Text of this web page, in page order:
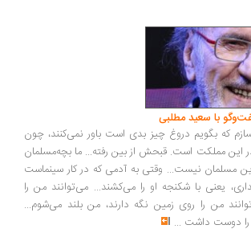
سعید مطلبی
بگویم دروغ چیز بدی است باور نمی‌کنند، چون
است. قبحش از بین رفته... ما بچه‌مسلمان
نیست... وقتی به آدمی که در کار سینماست
با شکنجه او را می‌کشند... می‌توانند من را
را روی زمین نگه دارند، من بلند می‌شوم...
داشت ...